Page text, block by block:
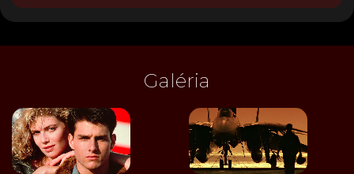
Galéria